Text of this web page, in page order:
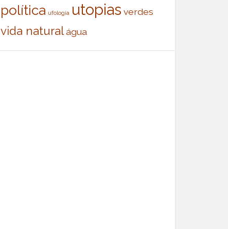
política ufologia utopias verdes
vida naturalágua